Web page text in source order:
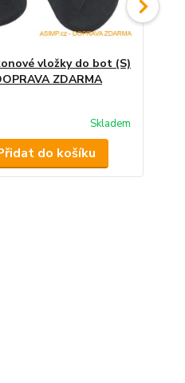
vložky do bot (S)
ZDARMA
Skladem
do košíku